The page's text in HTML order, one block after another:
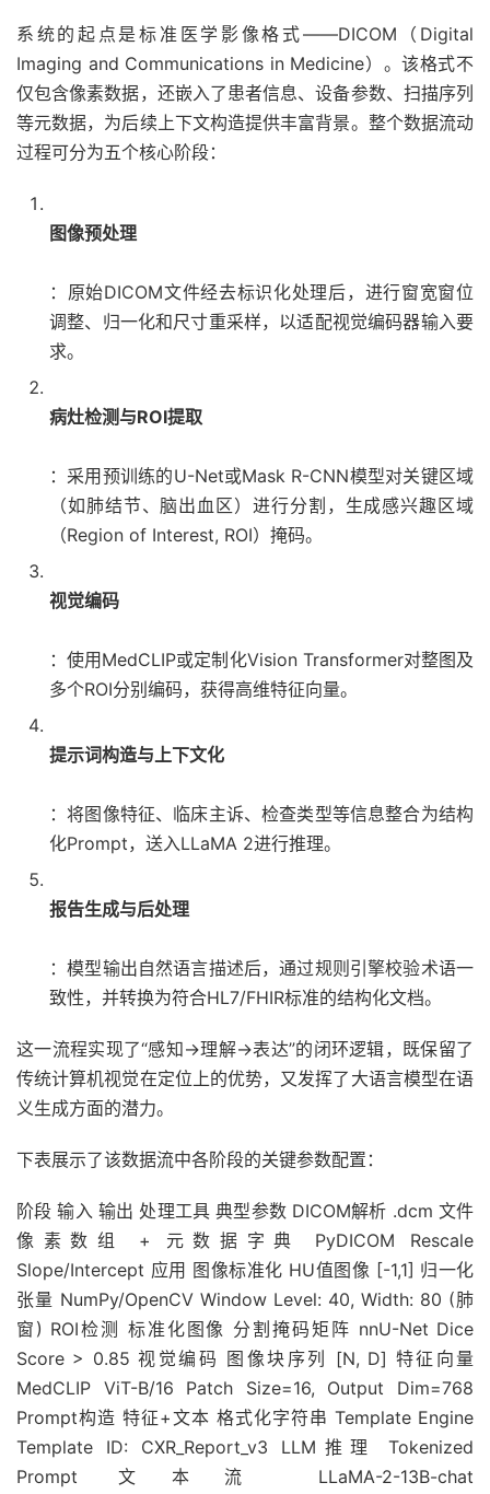
系统的起点是标准医学影像格式——DICOM（Digital
Imaging and Communications in Medicine）。该格式不
仅包含像素数据，还嵌入了患者信息、设备参数、扫描序列
等元数据，为后续上下文构造提供丰富背景。整个数据流动
过程可分为五个核心阶段：
图像预处理
：原始DICOM文件经去标识化处理后，进行窗宽窗位
调整、归一化和尺寸重采样，以适配视觉编码器输入要
求。
病灶检测与ROI提取
：采用预训练的U-Net或Mask R-CNN模型对关键区域
（如肺结节、脑出血区）进行分割，生成感兴趣区域
（Region of Interest, ROI）掩码。
视觉编码
：使用MedCLIP或定制化Vision Transformer对整图及
多个ROI分别编码，获得高维特征向量。
提示词构造与上下文化
：将图像特征、临床主诉、检查类型等信息整合为结构
化Prompt，送入LLaMA 2进行推理。
报告生成与后处理
：模型输出自然语言描述后，通过规则引擎校验术语一
致性，并转换为符合HL7/FHIR标准的结构化文档。
这一流程实现了“感知→理解→表达”的闭环逻辑，既保留了
传统计算机视觉在定位上的优势，又发挥了大语言模型在语
义生成方面的潜力。
下表展示了该数据流中各阶段的关键参数配置：
阶段 输入 输出 处理工具 典型参数 DICOM解析 .dcm 文件
像素数组 + 元数据字典 PyDICOM Rescale
Slope/Intercept 应用 图像标准化 HU值图像 [-1,1] 归一化
张量 NumPy/OpenCV Window Level: 40, Width: 80 (肺
窗) ROI检测 标准化图像 分割掩码矩阵 nnU-Net Dice
Score > 0.85 视觉编码 图像块序列 [N, D] 特征向量
MedCLIP ViT-B/16 Patch Size=16, Output Dim=768
Prompt构造 特征+文本 格式化字符串 Template Engine
Template ID: CXR_Report_v3 LLM推理 Tokenized
Prompt 文本流 LLaMA-2-13B-chat